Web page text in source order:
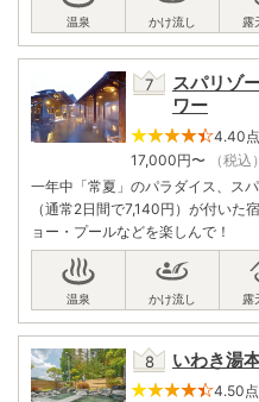
スパリゾ
ワー
4.40
17,000円〜
（税込）
一年中「常夏」のパラダイス、ス
（通常2日間で7,140円）が付いた
ョー・プールなどを楽しんで！
いわき湯
4.50